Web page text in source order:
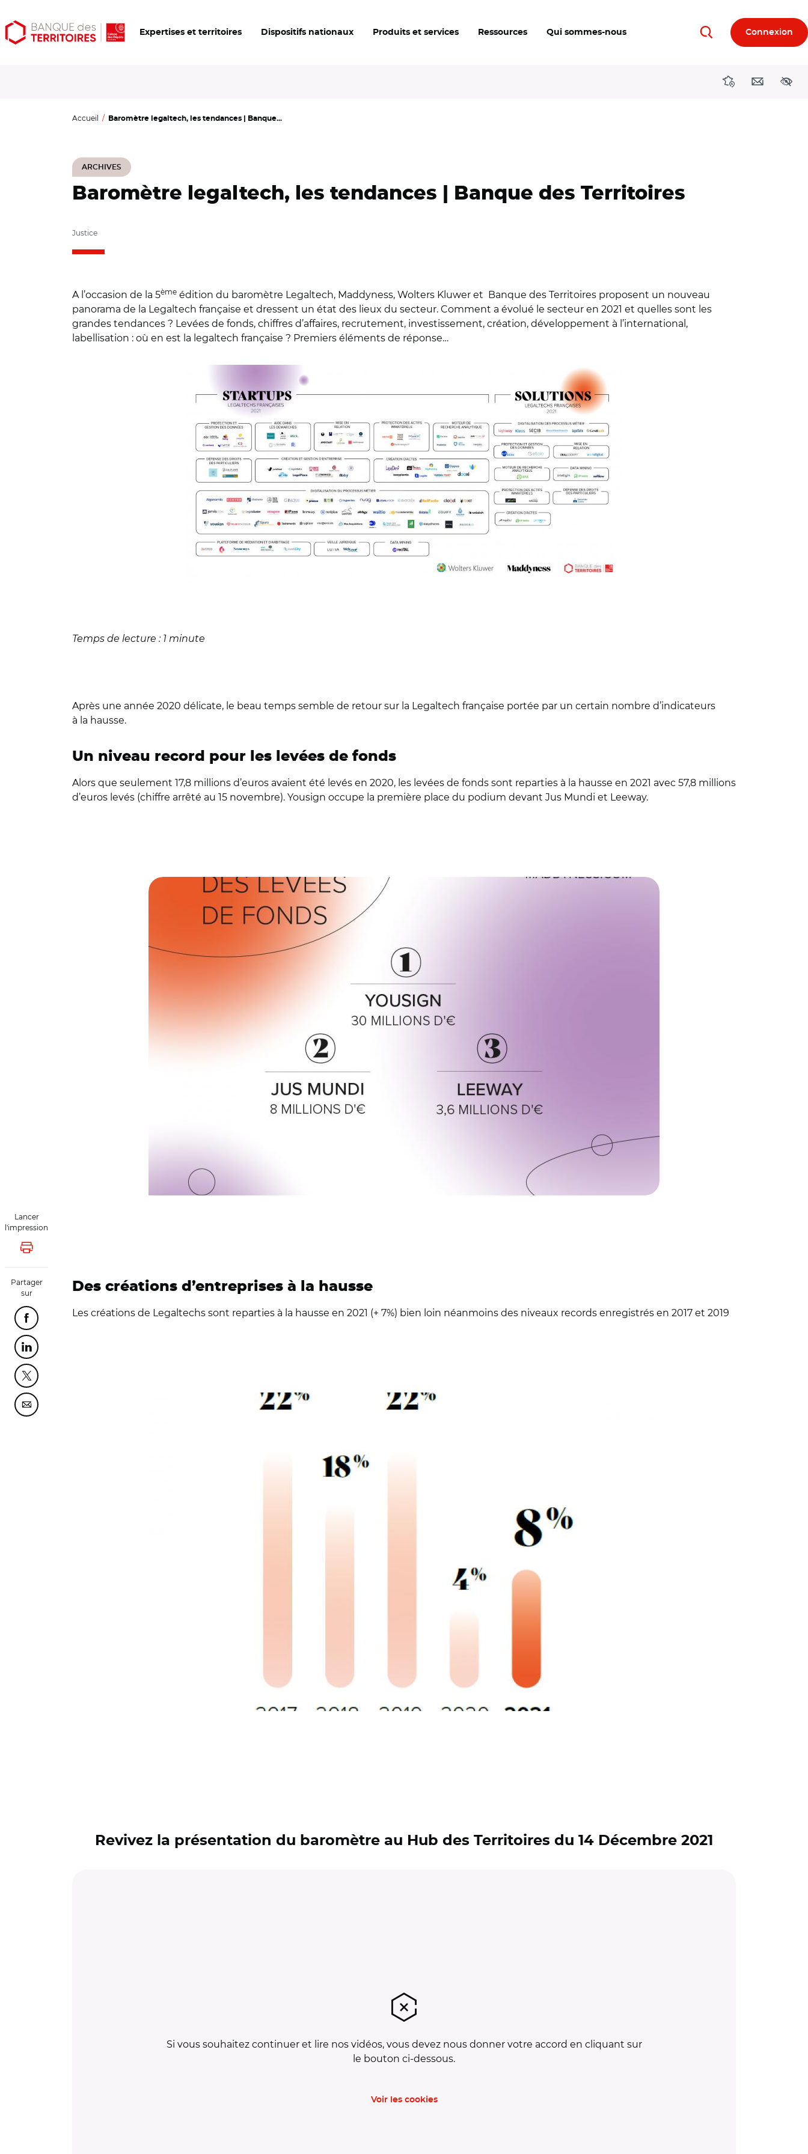
Aller
au
Aller
au
Ouvrir
les
Expertises et territoires Dispositifs nationaux Produits et services Ressources Qui sommes-nous RechercherConnexion
DirectionsContact
Accueil Baromètre legaltech, les tendances | Banque...
ARCHIVES
Baromètre legaltech, les tendances | Banque des Territoires
Justice
Lancer
l'impression
Lancer l'impression
Partager
sur
Partager cette page sur Facebook
Partager cette page sur Linkedin
Partager cette page sur Twitter
Partager cette page sur Courriel
A l’occasion de la 5ème édition du baromètre Legaltech, Maddyness, Wolters Kluwer et Banque des Territoires proposent un nouveau
panorama de la Legaltech française et dressent un état des lieux du secteur. Comment a évolué le secteur en 2021 et quelles sont les
grandes tendances ? Levées de fonds, chiffres d’affaires, recrutement, investissement, création, développement à l’international,
labellisation : où en est la legaltech française ? Premiers éléments de réponse…
© Baromètre Maddyness / Wolters Kluwer / Banque des Territoires Les Legaltechs françaises,
Temps de lecture : 1 minute
Après une année 2020 délicate, le beau temps semble de retour sur la Legaltech française portée par un certain nombre d’indicateurs
à la hausse.
Un niveau record pour les levées de fonds
Alors que seulement 17,8 millions d’euros avaient été levés en 2020, les levées de fonds sont reparties à la hausse en 2021 avec 57,8 millions
d’euros levés (chiffre arrêté au 15 novembre). Yousign occupe la première place du podium devant Jus Mundi et Leeway.
Des créations d’entreprises à la hausse
Les créations de Legaltechs sont reparties à la hausse en 2021 (+ 7%) bien loin néanmoins des niveaux records enregistrés en 2017 et 2019
Revivez la présentation du baromètre au Hub des Territoires du 14 Décembre 2021
Si vous souhaitez continuer et lire nos vidéos, vous devez nous donner votre accord en cliquant sur
le bouton ci-dessous.
Voir les cookies